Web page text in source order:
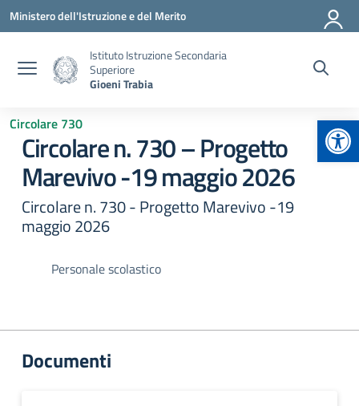
Vai ai contenuti
Vai al menu di navigazione
Vai al footer
Ministero dell'Istruzione e del Merito
Istituto Istruzione Secondaria
Superiore
Gioeni Trabia
Circolare 730
Circolare n. 730 – Progetto
Marevivo -19 maggio 2026
Circolare n. 730 - Progetto Marevivo -19
maggio 2026
Personale scolastico
Documenti